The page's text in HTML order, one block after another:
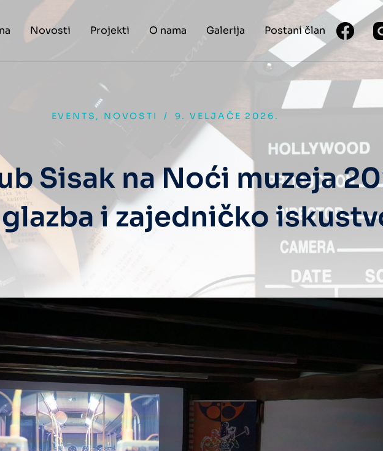
Novosti Projekti O nama Galerija Postani član
EVENTS , NOVOSTI / 9. VELJAČE 2026.
Sisak na Noći muzeja
i zajedničko